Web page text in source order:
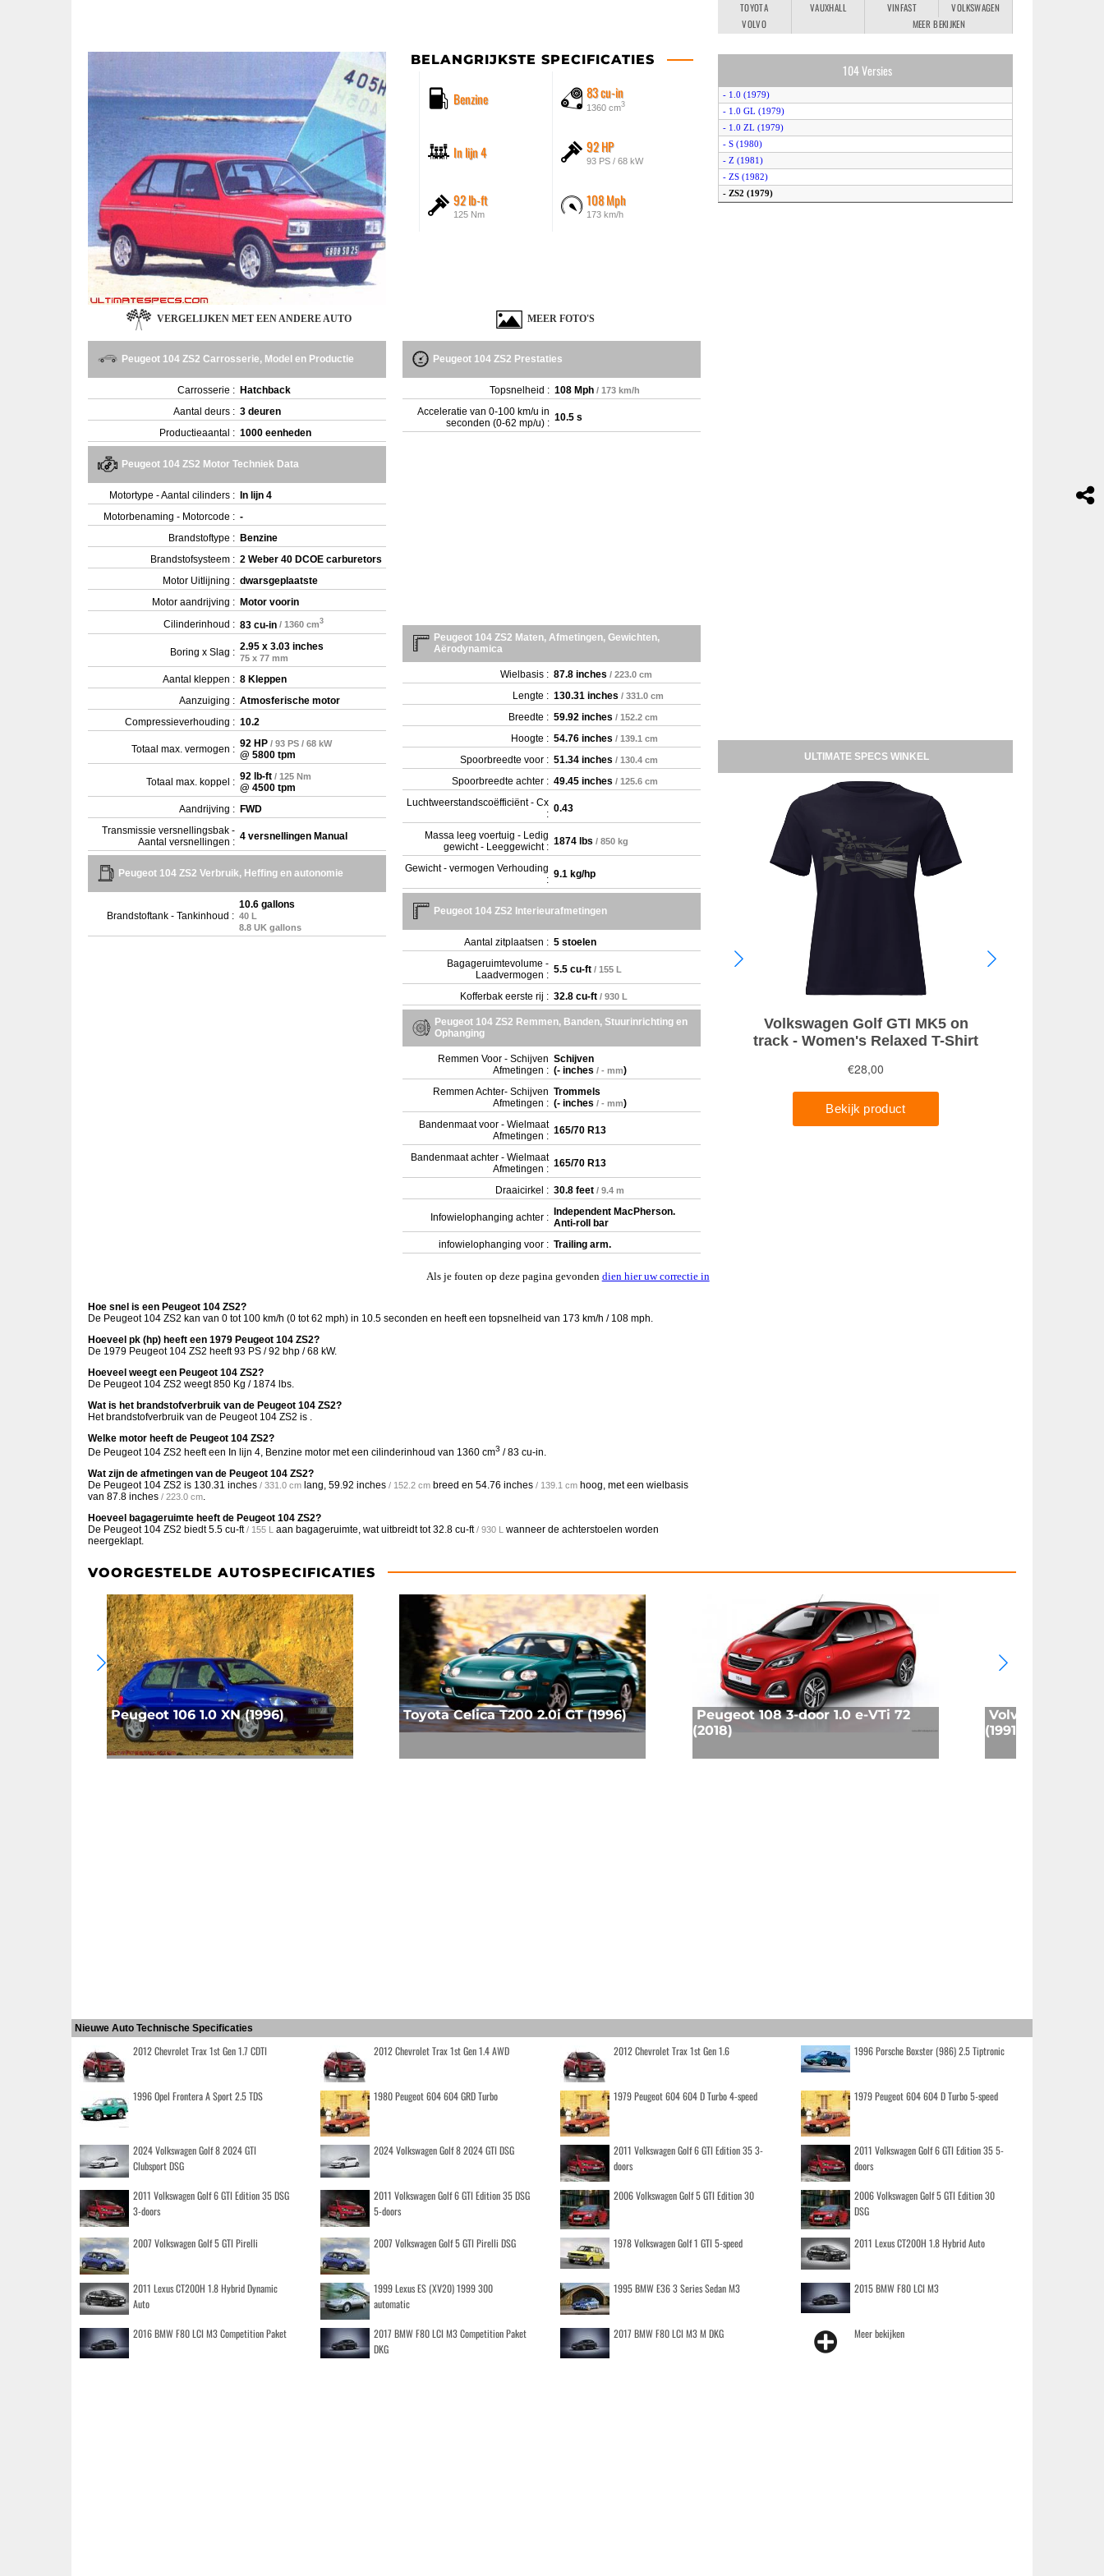
BELANGRIJKSTE SPECIFICATIES
Benzine 83 cu-in
1360 cm3
In lijn 4 92 HP
93 PS / 68 kW
92 lb-ft
125 Nm
108 Mph
173 km/h
VERGELIJKEN MET EEN ANDERE AUTO MEER FOTO'S
Peugeot 104 ZS2 Carrosserie, Model en Productie
Carrosserie : Hatchback
Aantal deurs : 3 deuren
Productieaantal : 1000 eenheden
Peugeot 104 ZS2 Motor Techniek Data
Motortype - Aantal cilinders : In lijn 4
Motorbenaming - Motorcode : -
Brandstoftype : Benzine
Brandstofsysteem : 2 Weber 40 DCOE carburetors
Motor Uitlijning : dwarsgeplaatste
Motor aandrijving : Motor voorin
Cilinderinhoud : 83 cu-in / 1360 cm3
Boring x Slag : 2.95 x 3.03 inches
75 x 77 mm
Aantal kleppen : 8 Kleppen
Aanzuiging : Atmosferische motor
Compressieverhouding : 10.2
Totaal max. vermogen : 92 HP / 93 PS / 68 kW
@ 5800 tpm
Totaal max. koppel : 92 lb-ft / 125 Nm
@ 4500 tpm
Aandrijving : FWD
Transmissie versnellingsbak -
Aantal versnellingen : 4 versnellingen Manual
Peugeot 104 ZS2 Verbruik, Heffing en autonomie
Brandstoftank - Tankinhoud :
10.6 gallons
40 L
8.8 UK gallons
Peugeot 104 ZS2 Prestaties
Topsnelheid : 108 Mph / 173 km/h
Acceleratie van 0-100 km/u in
seconden (0-62 mp/u) : 10.5 s
Peugeot 104 ZS2 Maten, Afmetingen, Gewichten,
Aërodynamica
Wielbasis : 87.8 inches / 223.0 cm
Lengte : 130.31 inches / 331.0 cm
Breedte : 59.92 inches / 152.2 cm
Hoogte : 54.76 inches / 139.1 cm
Spoorbreedte voor : 51.34 inches / 130.4 cm
Spoorbreedte achter : 49.45 inches / 125.6 cm
Luchtweerstandscoëfficiënt - Cx
: 0.43
Massa leeg voertuig - Ledig
gewicht - Leeggewicht : 1874 lbs / 850 kg
Gewicht - vermogen Verhouding
: 9.1 kg/hp
Peugeot 104 ZS2 Interieurafmetingen
Aantal zitplaatsen : 5 stoelen
Bagageruimtevolume -
Laadvermogen : 5.5 cu-ft / 155 L
Kofferbak eerste rij : 32.8 cu-ft / 930 L
Peugeot 104 ZS2 Remmen, Banden, Stuurinrichting en
Ophanging
Remmen Voor - Schijven
Afmetingen :
Schijven
(- inches / - mm)
Remmen Achter- Schijven
Afmetingen :
Trommels
(- inches / - mm)
Bandenmaat voor - Wielmaat
Afmetingen : 165/70 R13
Bandenmaat achter - Wielmaat
Afmetingen : 165/70 R13
Draaicirkel : 30.8 feet / 9.4 m
Infowielophanging achter : Independent MacPherson.
Anti-roll bar
infowielophanging voor : Trailing arm.
Als je fouten op deze pagina gevonden dien hier uw correctie in
Hoe snel is een Peugeot 104 ZS2?
De Peugeot 104 ZS2 kan van 0 tot 100 km/h (0 tot 62 mph) in 10.5 seconden en heeft een topsnelheid van 173 km/h / 108 mph.
Hoeveel pk (hp) heeft een 1979 Peugeot 104 ZS2?
De 1979 Peugeot 104 ZS2 heeft 93 PS / 92 bhp / 68 kW.
Hoeveel weegt een Peugeot 104 ZS2?
De Peugeot 104 ZS2 weegt 850 Kg / 1874 lbs.
Wat is het brandstofverbruik van de Peugeot 104 ZS2?
Het brandstofverbruik van de Peugeot 104 ZS2 is .
Welke motor heeft de Peugeot 104 ZS2?
De Peugeot 104 ZS2 heeft een In lijn 4, Benzine motor met een cilinderinhoud van 1360 cm3 / 83 cu-in.
Wat zijn de afmetingen van de Peugeot 104 ZS2?
De Peugeot 104 ZS2 is 130.31 inches / 331.0 cm lang, 59.92 inches / 152.2 cm breed en 54.76 inches / 139.1 cm hoog, met een wielbasis
van 87.8 inches / 223.0 cm
Hoeveel bagageruimte heeft de Peugeot 104 ZS2?
De Peugeot 104 ZS2 biedt5.5 cu-ft / 155 L aan bagageruimte, wat uitbreidt tot32.8 cu-ft / 930 L wanneer de achterstoelen worden
neergeklapt.
TOYOTA
VAUXHALL VINFAST
VOLKSWAGEN
VOLVO
MEER BEKIJKEN
104 Versies
- 1.0 (1979)
- 1.0 GL (1979)
- 1.0 ZL (1979)
- S (1980)
- Z (1981)
- ZS (1982)
- ZS2 (1979)
ULTIMATE SPECS WINKEL
VOORGESTELDE AUTOSPECIFICATIES
Peugeot 106 1.0 XN (1996) Toyota Celica T200 2.0i GT (1996)
Peugeot 108 3-door 1.0 e-VTi 72
(2018)
Volvo 940 2.3
(1991)
Nieuwe Auto Technische Specificaties
2012 Chevrolet Trax 1st Gen 1.7 CDTI 2012 Chevrolet Trax 1st Gen 1.4 AWD 2012 Chevrolet Trax 1st Gen 1.6 1996 Porsche Boxster (986) 2.5 Tiptronic
1996 Opel Frontera A Sport 2.5 TDS 1980 Peugeot 604 604 GRD Turbo 1979 Peugeot 604 604 D Turbo 4-speed 1979 Peugeot 604 604 D Turbo 5-speed
2024 Volkswagen Golf 8 2024 GTI
Clubsport DSG
2024 Volkswagen Golf 8 2024 GTI DSG
2011 Volkswagen Golf 6 GTI Edition 35 3-
doors
2011 Volkswagen Golf 6 GTI Edition 35 5-
doors
2011 Volkswagen Golf 6 GTI Edition 35 DSG
3-doors
2011 Volkswagen Golf 6 GTI Edition 35 DSG
5-doors
2006 Volkswagen Golf 5 GTI Edition 30
2006 Volkswagen Golf 5 GTI Edition 30
DSG
2007 Volkswagen Golf 5 GTI Pirelli 2007 Volkswagen Golf 5 GTI Pirelli DSG 1978 Volkswagen Golf 1 GTI 5-speed 2011 Lexus CT200H 1.8 Hybrid Auto
2011 Lexus CT200H 1.8 Hybrid Dynamic
Auto
1999 Lexus ES (XV20) 1999 300
automatic
1995 BMW E36 3 Series Sedan M3 2015 BMW F80 LCI M3
2016 BMW F80 LCI M3 Competition Paket
2017 BMW F80 LCI M3 Competition Paket
DKG
2017 BMW F80 LCI M3 M DKG Meer bekijken